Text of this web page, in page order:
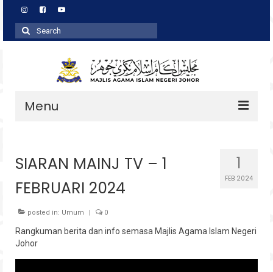
Search
for:
Menu
Zakat
Agihan
Wakaf
Baitulmal
1
FEB 2024
SIARAN MAINJ TV – 1
FEBRUARI 2024
posted in: Umum | 0
Rangkuman berita dan info semasa Majlis Agama Islam Negeri
Johor